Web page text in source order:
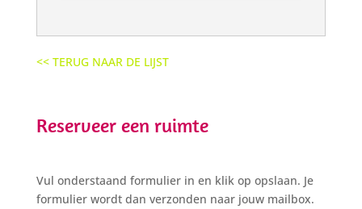
<< TERUG NAAR DE LIJST
Reserveer een ruimte
Vul onderstaand formulier in en klik op opslaan. Je
formulier wordt dan verzonden naar jouw mailbox.